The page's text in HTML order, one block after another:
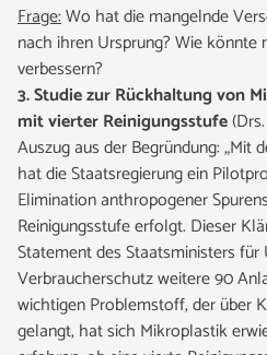
Frage:Wo hat die mangelnde
nach ihren Ursprung? Wie könnte
verbessern?
3. Studie zur Rückhaltung von
mit vierter Reinigungsstufe
Auszug aus der Begründung: „Mit
hat die Staatsregierung ein
Elimination anthropogener
Reinigungsstufe erfolgt. Dieser
Statement des Staatsministers
Verbraucherschutz weitere 90
wichtigen Problemstoff, der über
gelangt, hat sich Mikroplastik